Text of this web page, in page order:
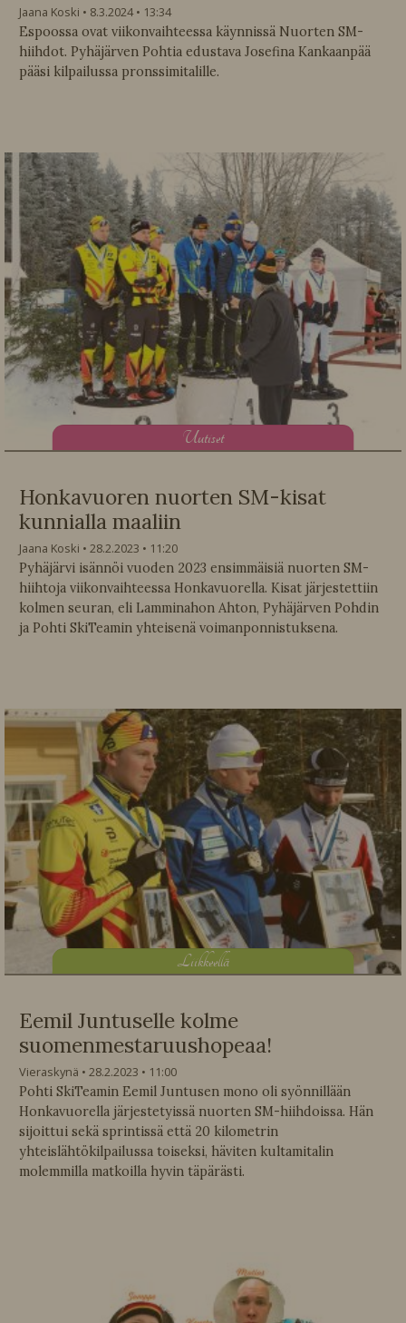
Jaana Koski 8.3.2024
13:34
Espoossa ovat viikonvaihteessa käynnissä Nuorten SM-
hiihdot. Pyhäjärven Pohtia edustava Josefina Kankaanpää
pääsi kilpailussa pronssimitalille.
Uutiset
Honkavuoren nuorten SM-kisat
kunnialla maaliin
Jaana Koski 28.2.2023
11:20
Pyhäjärvi isännöi vuoden 2023 ensimmäisiä nuorten SM-
hiihtoja viikonvaihteessa Honkavuorella. Kisat järjestettiin
kolmen seuran, eli Lamminahon Ahton, Pyhäjärven Pohdin
ja Pohti SkiTeamin yhteisenä voimanponnistuksena.
Liikkeellä
Eemil Juntuselle kolme
suomenmestaruushopeaa!
Vieraskynä 28.2.2023
11:00
Pohti SkiTeamin Eemil Juntusen mono oli syönnillään
Honkavuorella järjestetyissä nuorten SM-hiihdoissa. Hän
sijoittui sekä sprintissä että 20 kilometrin
yhteislähtökilpailussa toiseksi, häviten kultamitalin
molemmilla matkoilla hyvin täpärästi.